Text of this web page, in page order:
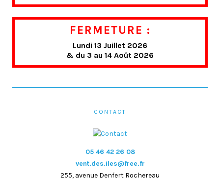
FERMETURE :
Lundi 13 Juillet 2026
& du 3 au 14 Août 2026
CONTACT
05 46 42 26 08
vent.des.iles@free.fr
255, avenue Denfert Rochereau